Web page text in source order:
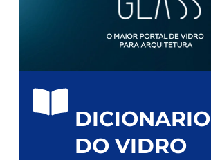
DICIONARIO
DO VIDRO